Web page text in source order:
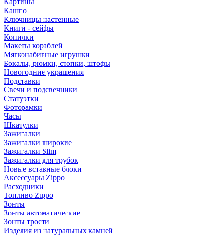
Картины
Кашпо
Ключницы настенные
Книги - сейфы
Копилки
Макеты кораблей
Мягконабивные игрушки
Бокалы, рюмки, стопки, штофы
Новогодние украшения
Подставки
Свечи и подсвечники
Статуэтки
Фоторамки
Часы
Шкатулки
Зажигалки
Зажигалки широкие
Зажигалки Slim
Зажигалки для трубок
Новые вставные блоки
Аксессуары Zippo
Расходники
Топливо Zippo
Зонты
Зонты автоматические
Зонты трости
Изделия из натуральных камней